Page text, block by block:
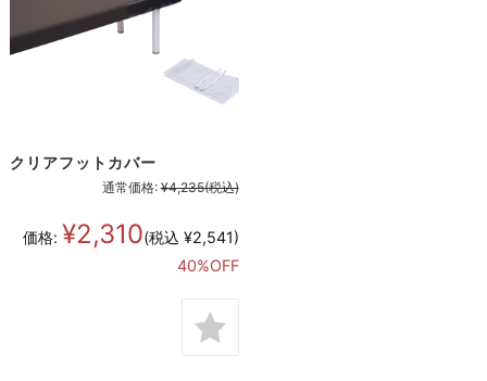
クリアフットカバー
通常価格: ¥4,235(税込)
価格: ¥2,310(税込 ¥2,541)
40%OFF